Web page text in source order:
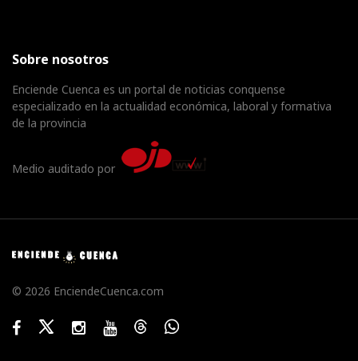
Sobre nosotros
Enciende Cuenca es un portal de noticias conquense
especializado en la actualidad económica, laboral y formativa
de la provincia
Medio auditado por
© 2026 EnciendeCuenca.com
FacebookTwitterInstagramYoutubeThreadsWhatsApp